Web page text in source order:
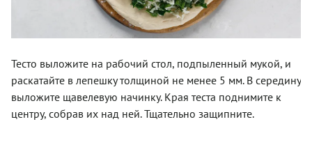
Тесто выложите на рабочий стол, подпыленный мукой, и
раскатайте в лепешку толщиной не менее 5 мм. В середину
выложите щавелевую начинку. Края теста поднимите к
центру, собрав их над ней. Тщательно защипните.